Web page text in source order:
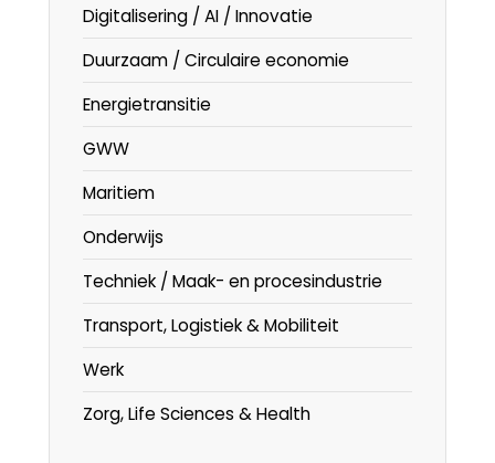
Digitalisering / AI / Innovatie
Duurzaam / Circulaire economie
Energietransitie
GWW
Maritiem
Onderwijs
Techniek / Maak- en procesindustrie
Transport, Logistiek & Mobiliteit
Werk
Zorg, Life Sciences & Health